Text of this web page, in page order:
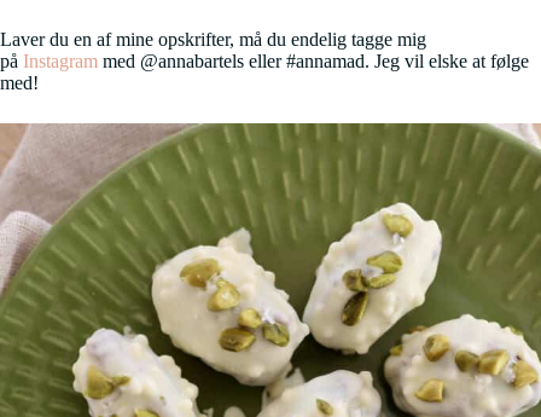
Laver du en af mine opskrifter, må du endelig tagge mig
på Instagram med @annabartels eller #annamad. Jeg vil elske at følge
med!